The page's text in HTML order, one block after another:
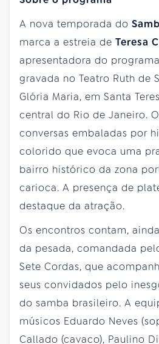
A nova temporada do
marca a estreia de Teresa
apresentadora do
gravada no Teatro Ruth de
Glória Maria, em Santa
central do Rio de Janeiro.
conversas embaladas por
colorido que evoca uma
bairro histórico da zona
carioca. A presença de
destaque da atração.
Os encontros contam,
da pesada, comandada
Sete Cordas, que
seus convidados pelo
do samba brasileiro. A
músicos Eduardo Neves
Callado (cavaco), Paulino